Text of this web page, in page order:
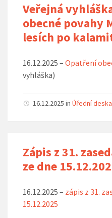
Veřejná
obecné povahy
lesích po
16.12.2025 – Opatření
vyhláška)
16.12.2025 in Úřední deska
Zápis z 31.
ze dne
16.12.2025 – zápis z 31.
15.12.2025